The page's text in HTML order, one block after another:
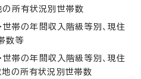
の所有状況別世帯数
世帯の年間収入階級等別、現住
数等
世帯の年間収入階級等別、現住
地の所有状況別世帯数